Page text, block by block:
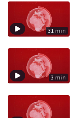
31 min
3 min